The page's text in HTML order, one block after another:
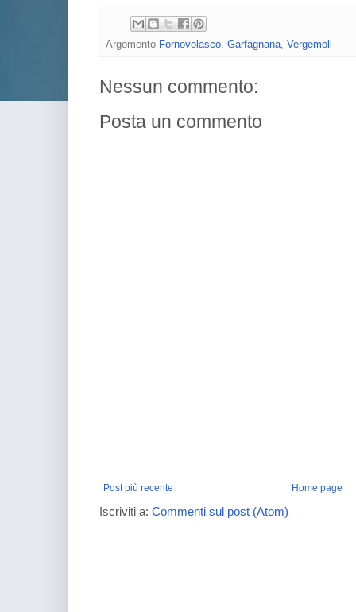
Argomento Fornovolasco Garfagnana Vergemoli
Nessun commento:
Posta un commento
Post più recente Home page
Iscriviti a: Commenti sul post (Atom)